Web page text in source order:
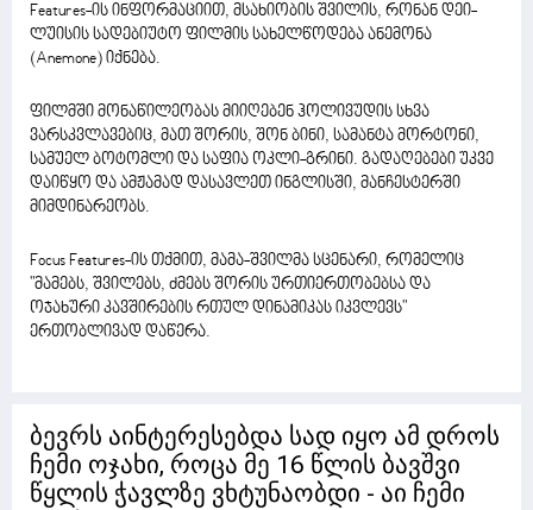
Features-ის ინფორმაციით, მსახიობის შვილის, რონან დეი-
ლუისის სადებიუტო ფილმის სახელწოდება ანემონა
(Anemone) იქნება.
ფილმში მონაწილეობას მიიღებენ ჰოლივუდის სხვა
ვარსკვლავებიც, მათ შორის, შონ ბინი, სამანტა მორტონი,
სამუელ ბოტომლი და საფია ოკლი-გრინი. გადაღებები უკვე
დაიწყო და ამჟამად დასავლეთ ინგლისში, მანჩესტერში
მიმდინარეობს.
Focus Features-ის თქმით, მამა-შვილმა სცენარი, რომელიც
"მამებს, შვილებს, ძმებს შორის ურთიერთობებსა და
ოჯახური კავშირების რთულ დინამიკას იკვლევს"
ერთობლივად დაწერა.
ბევრს აინტერესებდა სად იყო ამ დროს
ჩემი ოჯახი, როცა მე 16 წლის ბავშვი
წყლის ჭავლზე ვხტუნაობდი - აი ჩემი